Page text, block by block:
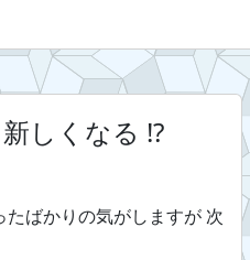
しくなる !?
ばかりの気がしますが 次